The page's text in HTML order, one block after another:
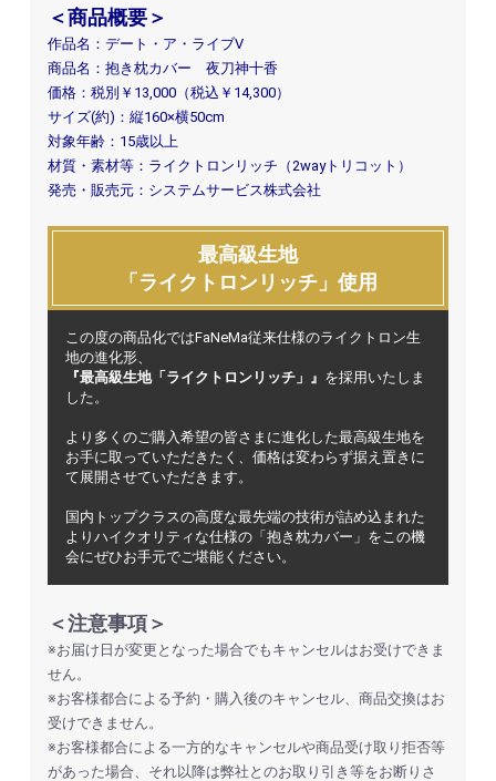
お買い物を続ける カートへ進む
＜商品概要＞
作品名：デート・ア・ライブⅤ
商品名：抱き枕カバー 夜刀神十香
価格：税別￥13,000（税込￥14,300）
サイズ(約)：縦160×横50cm
対象年齢：15歳以上
材質・素材等：ライクトロンリッチ（2wayトリコット）
発売・販売元：システムサービス株式会社
最高級生地
「ライクトロンリッチ」使用
この度の商品化ではFaNeMa従来仕様のライクトロン生
地の進化形、
『最高級生地「ライクトロンリッチ」』 を採用いたしま
した。
より多くのご購入希望の皆さまに進化した最高級生地を
お手に取っていただきたく、価格は変わらず据え置きに
て展開させていただきます。
国内トップクラスの高度な最先端の技術が詰め込まれた
よりハイクオリティな仕様の「抱き枕カバー」をこの機
会にぜひお手元でご堪能ください。
＜注意事項＞
※お届け日が変更となった場合でもキャンセルはお受けできま
せん。
※お客様都合による予約・購入後のキャンセル、商品交換はお
受けできません。
※お客様都合による一方的なキャンセルや商品受け取り拒否等
があった場合、それ以降は弊社とのお取り引き等をお断りさ